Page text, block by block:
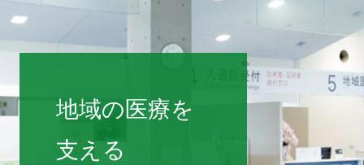
医療関係者の方へ
福島県立医科大学 会津診療セン
地域の医療を
支える